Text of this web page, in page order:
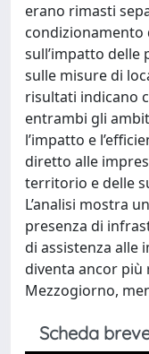
erano rimasti
condizionamento
sull’impatto delle
sulle misure di
risultati indicano
entrambi gli
l’impatto e
diretto alle
territorio e delle
L’analisi mostra
presenza di
di assistenza alle
diventa ancor
Mezzogiorno,
Scheda